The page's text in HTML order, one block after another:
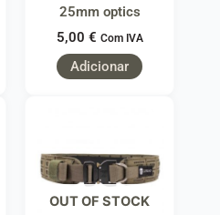
25mm optics
5,00 € Com IVA
Adicionar
OUT OF STOCK